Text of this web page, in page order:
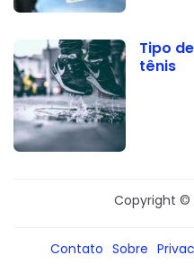
Tipo
tênis
Copyright ©
Contato Sobre